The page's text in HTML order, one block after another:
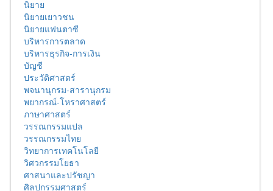
นิยาย
นิยายเยาวชน
นิยายแฟนตาซี
บริหารการตลาด
บริหารธุรกิจ-การเงิน
บัญชี
ประวัติศาสตร์
พจนานุกรม-สารานุกรม
พยากรณ์-โหราศาสตร์
ภาษาศาสตร์
วรรณกรรมแปล
วรรณกรรมไทย
วิทยาการเทคโนโลยี
วิศวกรรมโยธา
ศาสนาและปรัชญา
ศิลปกรรมศาสตร์